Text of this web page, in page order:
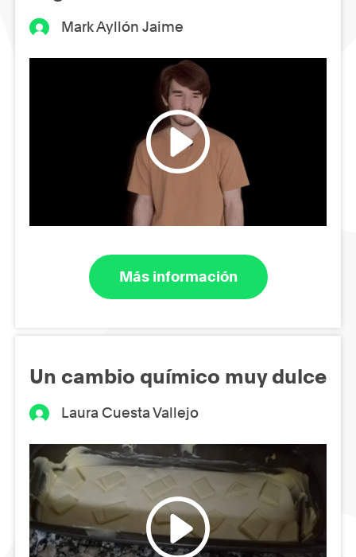
Mark Ayllón Jaime
Más información
Un cambio químico muy dulce
Laura Cuesta Vallejo